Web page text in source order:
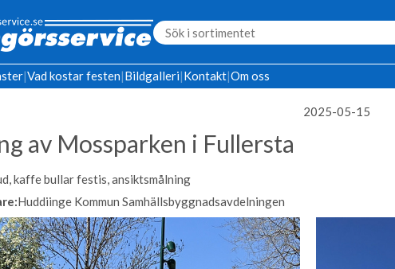
|Vad kostar festen|Bildgalleri|Kontakt|Om oss
2025-05-15
av Mossparken i Fullersta
kaffe bullar festis, ansiktsmålning
Huddiinge Kommun Samhällsbyggnadsavdelningen